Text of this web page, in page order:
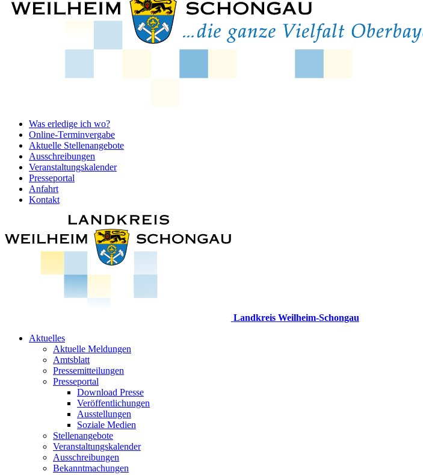
Was erledige ich wo?
Online-Terminvergabe
Aktuelle Stellenangebote
Ausschreibungen
Veranstaltungskalender
Presseportal
Anfahrt
Kontakt
Landkreis Weilheim-Schongau
Aktuelles
Aktuelle Meldungen
Amtsblatt
Pressemitteilungen
Presseportal
Download Presse
Veröffentlichungen
Ausstellungen
Soziale Medien
Stellenangebote
Veranstaltungskalender
Ausschreibungen
Bekanntmachungen